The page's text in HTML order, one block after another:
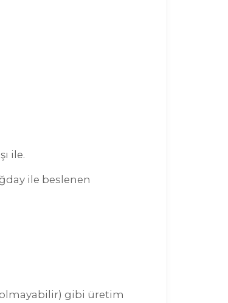
ile.
ile beslenen
gibi üretim